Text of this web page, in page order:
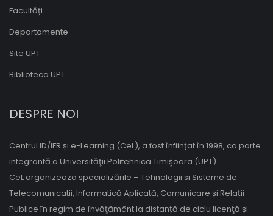
Facultăți
Departamente
Site UPT
Biblioteca UPT
DESPRE NOI
Centrul ID/IFR și e-Learning (CeL), a fost înființat în 1998, ca parte
integrantă a Universităţii Politehnica Timişoara (UPT).
CeL organizeaza specializările – Tehnologii si Sisteme de
Telecomunicatii, Informatică Aplicată, Comunicare și Relații
Publice în regim de învăţământ la distanță de ciclu licenţă și